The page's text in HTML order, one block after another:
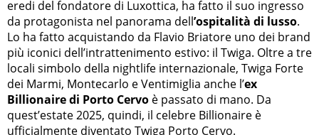
eredi del fondatore di Luxottica, ha fatto il suo ingresso
da protagonista nel panorama dell’ospitalità di lusso.
Lo ha fatto acquistando da Flavio Briatore uno dei brand
più iconici dell’intrattenimento estivo: il Twiga. Oltre a tre
locali simbolo della nightlife internazionale, Twiga Forte
dei Marmi, Montecarlo e Ventimiglia anche l’ex
Billionaire di Porto Cervo è passato di mano. Da
quest’estate 2025, quindi, il celebre Billionaire è
ufficialmente diventato Twiga Porto Cervo.